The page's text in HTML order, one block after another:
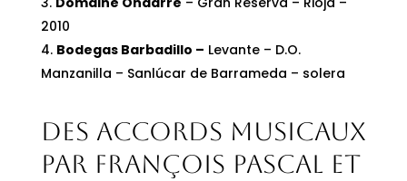
2010
Bodegas Barbadillo – Levante – D.O.
Manzanilla – Sanlúcar de Barrameda – solera
Des accords musicaux
par François Pascal et